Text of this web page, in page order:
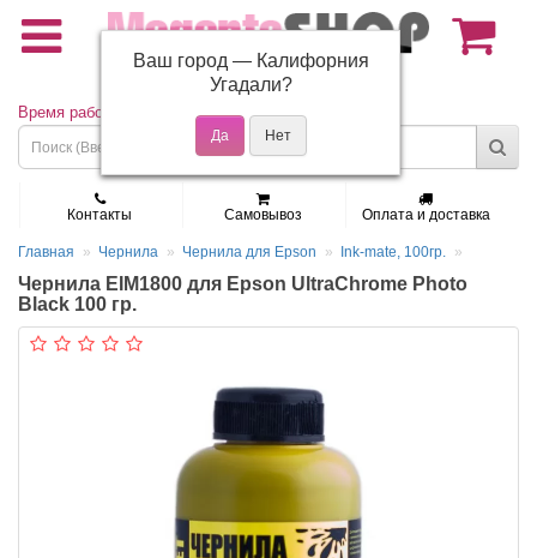
(495) 150-01-37
Время работы: Пн - Пт 9:30 - 19:00
Контакты Самовывоз Оплата и доставка
Главная Чернила Чернила для Epson Ink-mate, 100гр.
Чернила EIM1800 для Epson UltraChrome Photo
Black 100 гр.
Ваш город — Калифорния
Угадали?